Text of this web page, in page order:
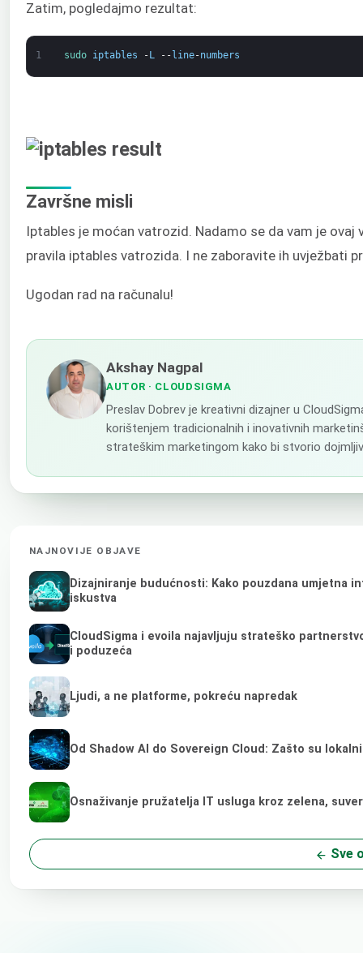
Zatim, pogledajmo rezultat:
1 sudo iptables -L --line-numbers
Završne misli
Iptables je moćan vatrozid. Nadamo se da vam je
pravila iptables vatrozida. I ne zaboravite ih uvježbati
Ugodan rad na računalu!
Akshay Nagpal
AUTOR · CLOUDSIGMA
Preslav Dobrev je kreativni dizajner u
korištenjem tradicionalnih i inovativnih
strateškim marketingom kako bi stvorio
NAJNOVIJE OBJAVE
Dizajniranje budućnosti: Kako pouzdana umjetna
iskustva
CloudSigma i evoila najavljuju strateško
i poduzeća
Ljudi, a ne platforme, pokreću napredak
Od Shadow AI do Sovereign Cloud: Zašto su
Osnaživanje pružatelja IT usluga kroz zelena,
Sve